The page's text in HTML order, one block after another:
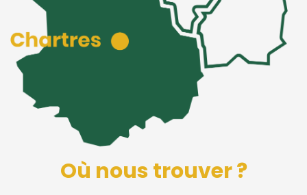
Où nous trouver ?